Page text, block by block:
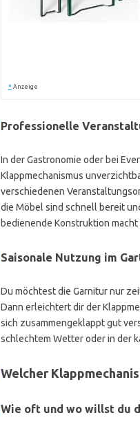
* Anzeige
Professionelle
In der Gastronomie oder bei
Klappmechanismus
verschiedenen
die Möbel sind schnell bereit
bedienende Konstruktion
Saisonale Nutzung im
Du möchtest die Garnitur nur
Dann erleichtert dir der
sich zusammengeklappt gut
schlechtem Wetter oder in der
Welcher
Wie oft und wo willst du